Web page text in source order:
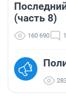
(часть 8)
160 690